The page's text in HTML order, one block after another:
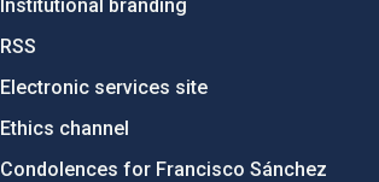
Institutional branding
RSS
Electronic services site
Ethics channel
Condolences for Francisco Sánchez